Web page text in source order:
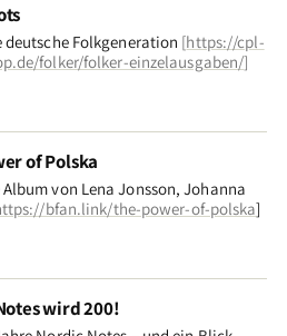
deutsche Folkgeneration [https://cpl-
folker/folker-einzelausgaben/]
of Polska
Album von Lena Jonsson, Johanna
bfan.link/the-power-of-polska]
wird 200!